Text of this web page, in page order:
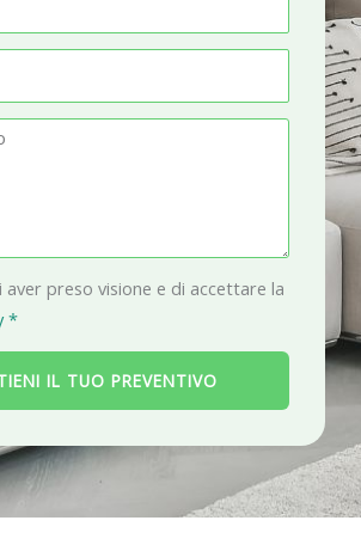
aver preso visione e di accettare la
*
IL TUO PREVENTIVO